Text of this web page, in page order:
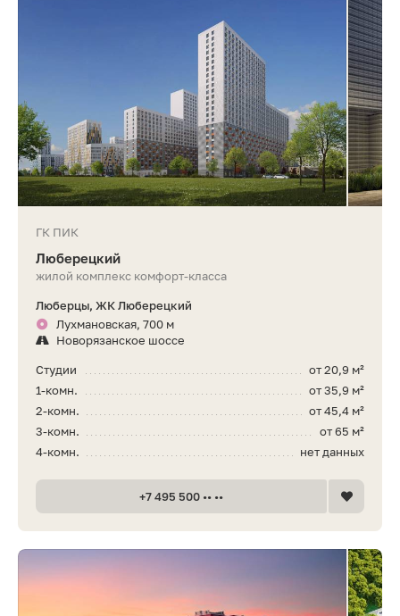
ГК ПИК
Люберецкий
жилой комплекс комфорт-класса
Люберцы, ЖК Люберецкий
Лухмановская, 700 м
Новорязанское шоссе
от 20,9 м²
Студии
от 35,9 м²
1-комн.
от 45,4 м²
2-комн.
от 65 м²
3-комн.
нет данных
4-комн.
+7 495 500 •• ••